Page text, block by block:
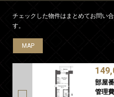
チェックした物件はまとめてお問い
す。
MAP
部屋
管理費
MAP
MAP
MAP
MAP